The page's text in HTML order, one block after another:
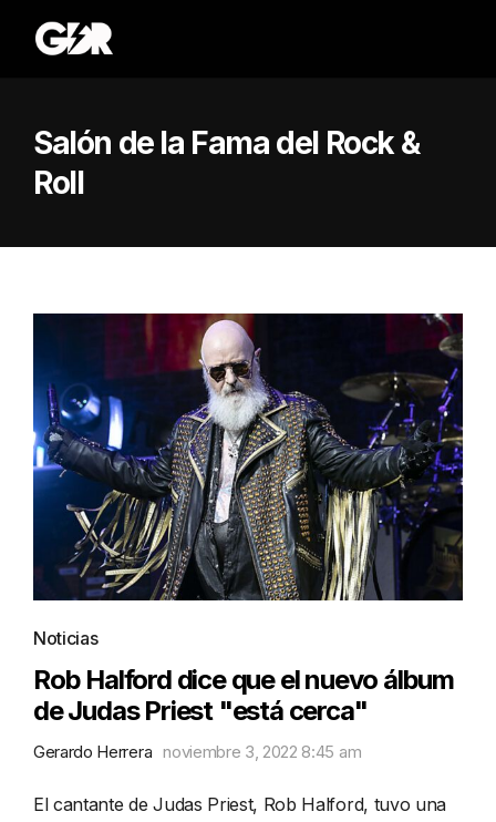
Salón de la Fama del Rock &
Roll
Noticias
Rob Halford dice que el nuevo álbum
de Judas Priest "está cerca"
Gerardo Herrera noviembre 3, 2022 8:45 am
El cantante de Judas Priest, Rob Halford, tuvo una